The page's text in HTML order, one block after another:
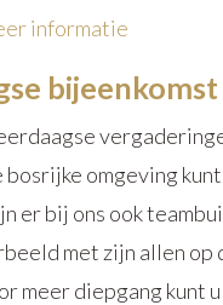
informatie
bijeenkomst
omgeving
er bij ons ook
met zijn allen op
meer diepgang kunt